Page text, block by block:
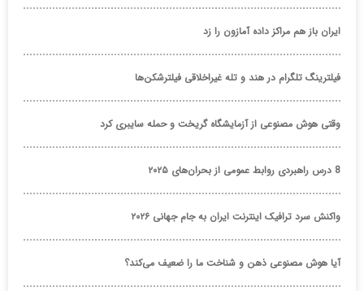
ایران باز هم مراکز داده آمازون را زد
فیلترینگ تلگرام در هند و تله غیراخلاقی فیلترشکن‌ها
وقتی هوش مصنوعی از آزمایشگاه گریخت و حمله سایبری کرد
8 درس راهبردی روابط عمومی از بحران‌های ۲۰۲۵
واکنش سرد ترافیک اینترنت ایران به جام جهانی ۲۰۲۶
آیا هوش مصنوعی ذهن و شناخت ما را ضعیف می‌کند؟